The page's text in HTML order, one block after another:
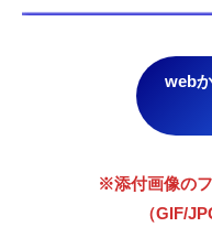
web
※添付画像のフ
（GIF/